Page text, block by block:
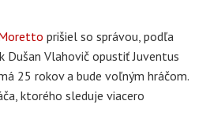
prišiel so správou, podľa
Dušan Vlahovič opustiť Juventus
25 rokov a bude voľným hráčom.
ktorého sleduje viacero